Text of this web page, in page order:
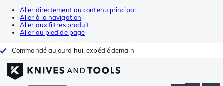
Aller directement au contenu principal
Aller à la navigation
Aller aux filtres produit
Aller au pied de page
Commandé aujourd'hui, expédié demain